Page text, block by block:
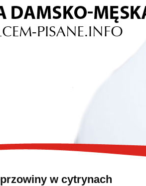
w cytrynach